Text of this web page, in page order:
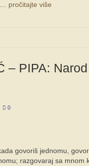
… pročitajte više
– PIPA: Narod
0
govoriš jednomu,
razgovaraj sa mnom